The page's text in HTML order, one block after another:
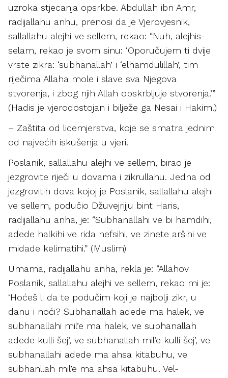
uzroka stjecanja opsrkbe. Abdullah ibn Amr,
radijallahu anhu, prenosi da je Vjerovjesnik,
sallallahu alejhi ve sellem, rekao: “Nuh, alejhis-
selam, rekao je svom sinu: ‘Oporučujem ti dvije
vrste zikra: ‘subhanallah’ i ‘elhamdulillah’, tim
riječima Allaha mole i slave sva Njegova
stvorenja, i zbog njih Allah opskrbljuje stvorenja.’”
(Hadis je vjerodostojan i bilježe ga Nesai i Hakim.)
– Zaštita od licemjerstva, koje se smatra jednim
od najvećih iskušenja u vjeri.
Poslanik, sallallahu alejhi ve sellem, birao je
jezgrovite riječi u dovama i zikrullahu. Jedna od
jezgrovitih dova kojoj je Poslanik, sallallahu alejhi
ve sellem, podučio Džuvejrijju bint Haris,
radijallahu anha, je: “Subhanallahi ve bi hamdihi,
adede halkihi ve rida nefsihi, ve zinete aršihi ve
midade kelimatihi.” (Muslim)
Umama, radijallahu anha, rekla je: “Allahov
Poslanik, sallallahu alejhi ve sellem, rekao mi je:
‘Hoćeš li da te podučim koji je najbolji zikr, u
danu i noći? Subhanallah adede ma halek, ve
subhanallahi mil’e ma halek, ve subhanallah
adede kulli šej’, ve subhanallah mil’e kulli šej’, ve
subhanallahi adede ma ahsa kitabuhu, ve
subhanllah mil’e ma ahsa kitabuhu. Vel-